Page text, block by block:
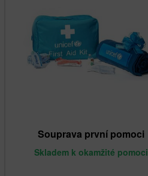
Souprava první pomoci
Skladem k okamžité pomoci